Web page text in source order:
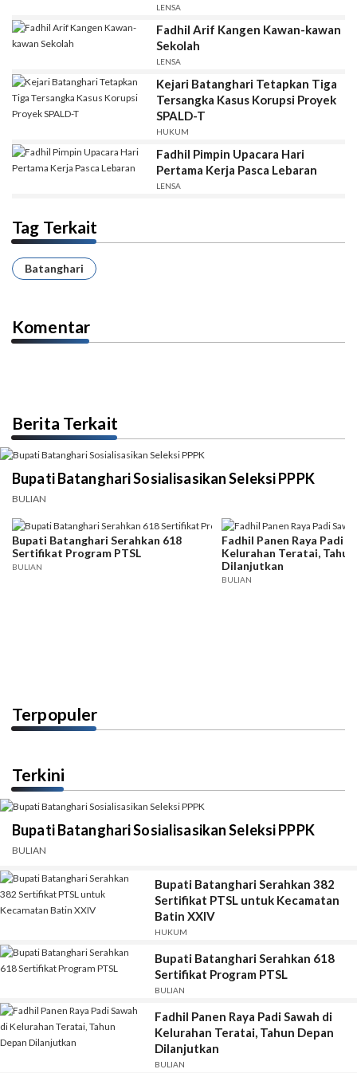
LENSA
Fadhil Arif Kangen Kawan-kawan
Sekolah
LENSA
Kejari Batanghari Tetapkan Tiga
Tersangka Kasus Korupsi Proyek
SPALD-T
HUKUM
Fadhil Pimpin Upacara Hari
Pertama Kerja Pasca Lebaran
LENSA
Tag Terkait
Batanghari
Komentar
Berita Terkait
Bupati Batanghari Sosialisasikan Seleksi PPPK
BULIAN
Bupati Batanghari Serahkan 618
Sertifikat Program PTSL
BULIAN
Fadhil Panen Raya Padi
Kelurahan Teratai, Tahun
Dilanjutkan
BULIAN
Terpopuler
Terkini
Bupati Batanghari Sosialisasikan Seleksi PPPK
BULIAN
Bupati Batanghari Serahkan 382
Sertifikat PTSL untuk Kecamatan
Batin XXIV
HUKUM
Bupati Batanghari Serahkan 618
Sertifikat Program PTSL
BULIAN
Fadhil Panen Raya Padi Sawah di
Kelurahan Teratai, Tahun Depan
Dilanjutkan
BULIAN